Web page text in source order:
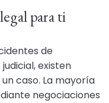
para ti
de
existen
caso. La mayoría
negociaciones